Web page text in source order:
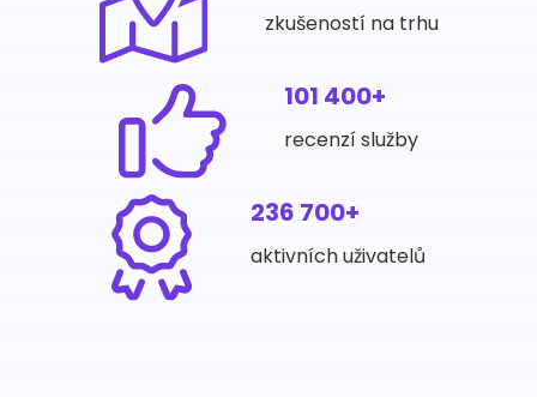
zkušeností na trhu
101 400+
recenzí služby
236 700+
aktivních uživatelů